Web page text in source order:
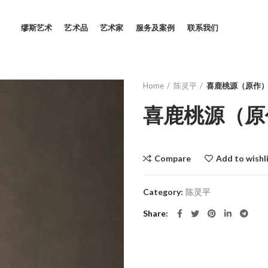
缪斯艺术 艺术品 艺术家 服务及案例 联系我们
Home 陈灵平 喜鹿桃源（原作）
喜鹿桃源（
Compare Add to
Category: 陈灵平
Share